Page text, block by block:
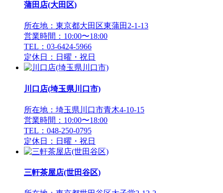
蒲田店(大田区)
所在地：東京都大田区東蒲田2-1-13
営業時間：10:00〜18:00
TEL：03-6424-5966
定休日：日曜・祝日
川口店(埼玉県川口市)
所在地：埼玉県川口市青木4-10-15
営業時間：10:00〜18:00
TEL：048-250-0795
定休日：日曜・祝日
三軒茶屋店(世田谷区)